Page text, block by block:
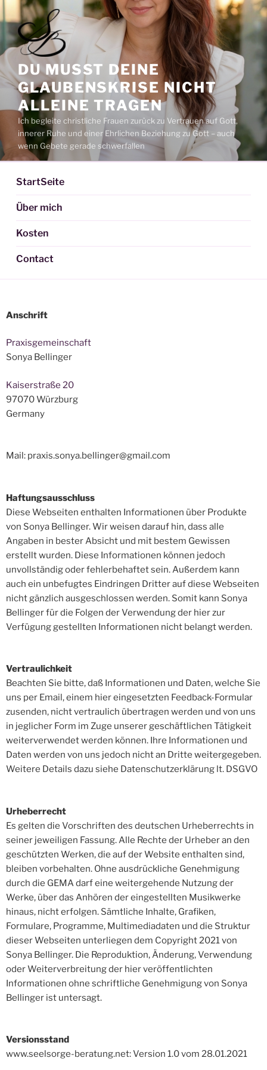
DU MUSST DEINE
GLAUBENSKRISE NICHT
ALLEINE TRAGEN
Ich begleite christliche Frauen zurück zu Vertrauen auf Gott,
innerer Ruhe und einer Ehrlichen Beziehung zu Gott – auch
wenn Gebete gerade schwerfallen
StartSeite
Über mich
Kosten
Contact
Anschrift
Praxisgemeinschaft
Sonya Bellinger
Kaiserstraße 20
97070 Würzburg
Germany
Mail: praxis.sonya.bellinger@gmail.com
Haftungsausschluss
Diese Webseiten enthalten Informationen über Produkte
von Sonya Bellinger. Wir weisen darauf hin, dass alle
Angaben in bester Absicht und mit bestem Gewissen
erstellt wurden. Diese Informationen können jedoch
unvollständig oder fehlerbehaftet sein. Außerdem kann
auch ein unbefugtes Eindringen Dritter auf diese Webseiten
nicht gänzlich ausgeschlossen werden. Somit kann Sonya
Bellinger für die Folgen der Verwendung der hier zur
Verfügung gestellten Informationen nicht belangt werden.
Vertraulichkeit
Beachten Sie bitte, daß Informationen und Daten, welche Sie
uns per Email, einem hier eingesetzten Feedback-Formular
zusenden, nicht vertraulich übertragen werden und von uns
in jeglicher Form im Zuge unserer geschäftlichen Tätigkeit
weiterverwendet werden können. Ihre Informationen und
Daten werden von uns jedoch nicht an Dritte weitergegeben.
Weitere Details dazu siehe Datenschutzerklärung lt. DSGVO
Urheberrecht
Es gelten die Vorschriften des deutschen Urheberrechts in
seiner jeweiligen Fassung. Alle Rechte der Urheber an den
geschützten Werken, die auf der Website enthalten sind,
bleiben vorbehalten. Ohne ausdrückliche Genehmigung
durch die GEMA darf eine weitergehende Nutzung der
Werke, über das Anhören der eingestellten Musikwerke
hinaus, nicht erfolgen. Sämtliche Inhalte, Grafiken,
Formulare, Programme, Multimediadaten und die Struktur
dieser Webseiten unterliegen dem Copyright 2021 von
Sonya Bellinger. Die Reproduktion, Änderung, Verwendung
oder Weiterverbreitung der hier veröffentlichten
Informationen ohne schriftliche Genehmigung von Sonya
Bellinger ist untersagt.
Versionsstand
www.seelsorge-beratung.net: Version 1.0 vom 28.01.2021